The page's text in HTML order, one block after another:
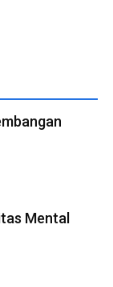
Mental